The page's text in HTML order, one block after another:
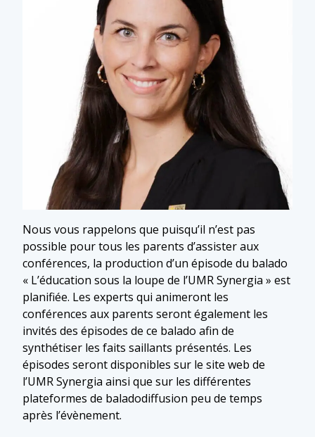
Nous vous rappelons que puisqu’il n’est pas
possible pour tous les parents d’assister aux
conférences, la production d’un épisode du balado
« L’éducation sous la loupe de l’UMR Synergia » est
planifiée. Les experts qui animeront les
conférences aux parents seront également les
invités des épisodes de ce balado afin de
synthétiser les faits saillants présentés. Les
épisodes seront disponibles sur le site web de
l’UMR Synergia ainsi que sur les différentes
plateformes de baladodiffusion peu de temps
après l’évènement.